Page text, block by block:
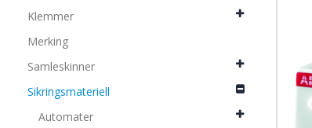
Klemmer
Merking
Samleskinner
Sikringsmateriell
Automater